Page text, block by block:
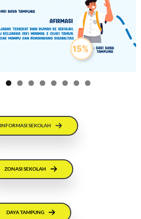
0 1
INFORMASI SEKOLAH
ZONASI SEKOLAH
DAYA TAMPUNG